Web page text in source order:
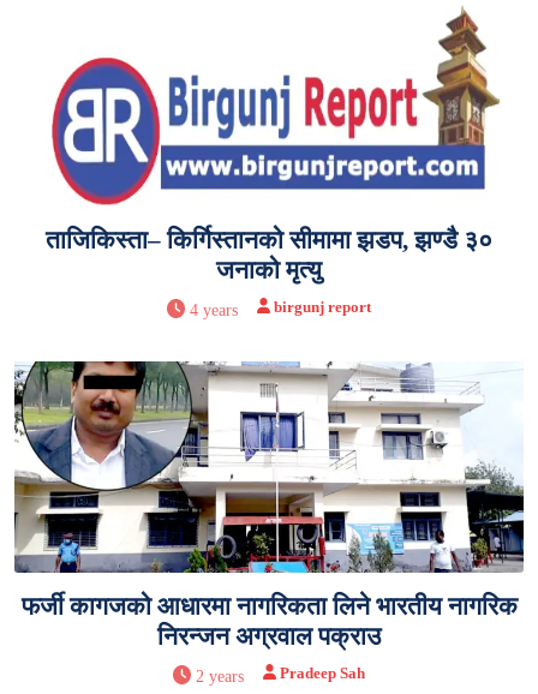
ताजिकिस्ता– किर्गिस्तानको सीमामा झडप, झण्डै ३०
जनाको मृत्यु
4 years birgunj report
फर्जी कागजको आधारमा नागरिकता लिने भारतीय नागरिक
निरन्जन अग्रवाल पक्राउ
2 years Pradeep Sah